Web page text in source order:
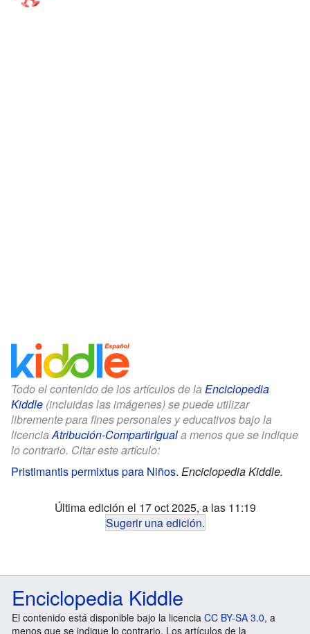
Todo el contenido de los artículos de la Enciclopedia
Kiddle (incluidas las imágenes) se puede utilizar
libremente para fines personales y educativos bajo la
licenciaAtribución-CompartirIguala menos que se indique
lo contrario. Citar este artículo:
Pristimantis permixtus para Niños. Enciclopedia Kiddle.
Última edición el 17 oct 2025, a las 11:19
Sugerir una edición.
Enciclopedia Kiddle
El contenido está disponible bajo la licencia CC BY-SA 3.0, a
menos que se indique lo contrario. Los artículos de la